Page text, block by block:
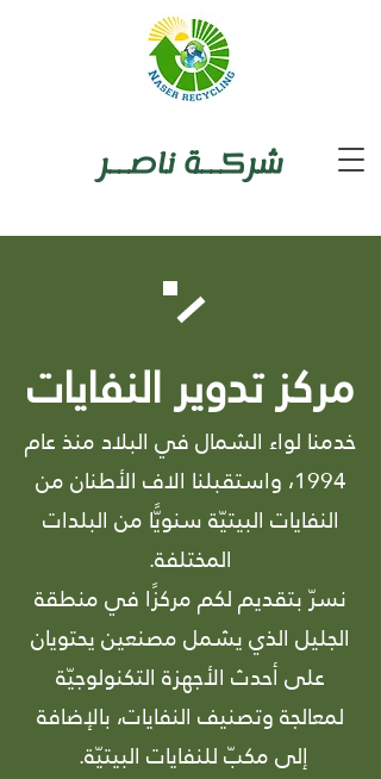
شركــة ناصــر
مركز تدوير النفايات
خدمنا لواء الشمال في البلاد منذ عام
1994، واستقبلنا الاف الأطنان من
النفايات البيتيّة سنويًّا من البلدات
المختلفة.
نسرّ بتقديم لكم مركزًا في منطقة
الجليل الذي يشمل مصنعين يحتويان
على أحدث الأجهزة التكنولوجيّة
لمعالجة وتصنيف النفايات، بالإضافة
إلى مكبّ للنفايات البيتيّة.